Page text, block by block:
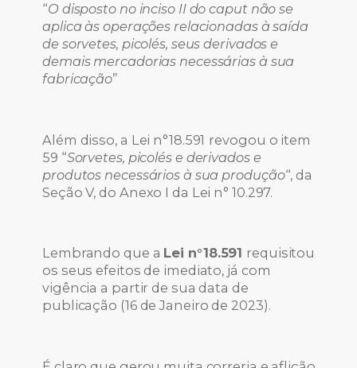
“O disposto no inciso II do caput não se
aplica às operações relacionadas à saída
de sorvetes, picolés, seus derivados e
demais mercadorias necessárias à sua
fabricação”
Além disso, a Lei n°18.591 revogou o item
59 “Sorvetes, picolés e derivados e
produtos necessários à sua produção“, da
Seção V, do Anexo I da Lei n° 10.297.
Lembrando que a Lei n°18.591 requisitou
os seus efeitos de imediato, já com
vigência a partir de sua data de
publicação (16 de Janeiro de 2023).